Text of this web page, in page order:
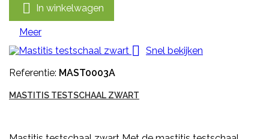
 In winkelwagen
Meer

Snel bekijken
Referentie: MAST0003A
MASTITIS TESTSCHAAL ZWART